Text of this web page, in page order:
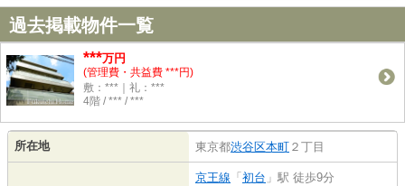
過去掲載物件一覧
***万円
(管理費・共益費 ***円)
敷：***｜礼：***
4階 / *** / ***
所在地 東京都渋谷区本町 ２丁目
京王線 「 初台 」駅 徒歩9分